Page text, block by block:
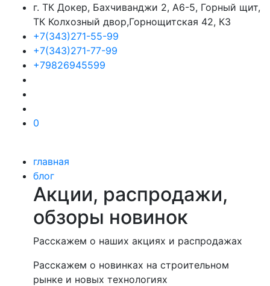
г. ТК Докер, Бахчиванджи 2, А6-5, Горный щит,
ТК Колхозный двор,Горнощитская 42, К3
+7(343)271-55-99
+7(343)271-77-99
+79826945599
0
главная
блог
Акции, распродажи,
обзоры новинок
Расскажем о наших акциях и распродажах
Расскажем о новинках на строительном
рынке и новых технологиях